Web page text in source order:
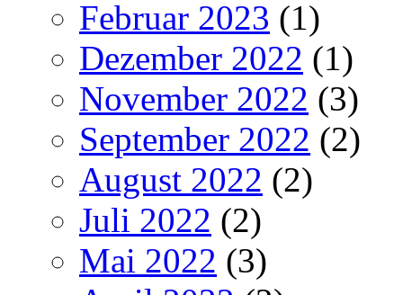
Februar 2023 (1)
Dezember 2022 (1)
November 2022 (3)
September 2022 (2)
August 2022 (2)
Juli 2022 (2)
Mai 2022 (3)